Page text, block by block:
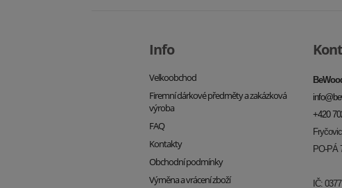
Info
Velkoobchod
Firemní dárkové předměty a zakázková
výroba
FAQ
Kontakty
Obchodní podmínky
Výměna a vrácení zboží
+420
PO-PÁ
IČ: